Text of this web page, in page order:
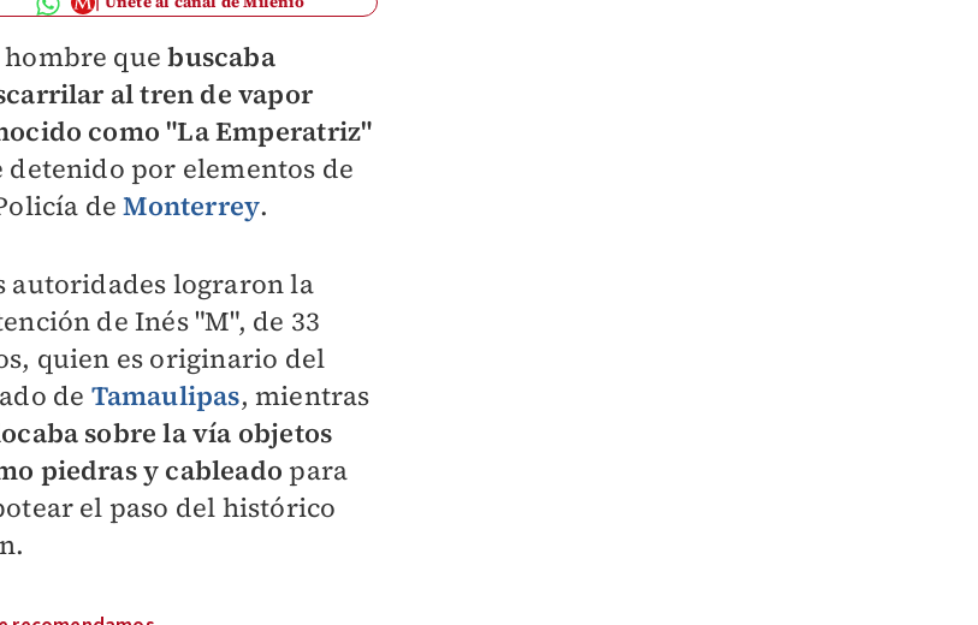
hombre quebuscaba
al tren de vapor
como "La Emperatriz"
detenido por elementos de
deMonterrey.
autoridades lograron la
de Inés "M", de 33
quien es originario del
de Tamaulipas, mientras
sobre la vía objetos
piedras y cableado para
el paso del histórico